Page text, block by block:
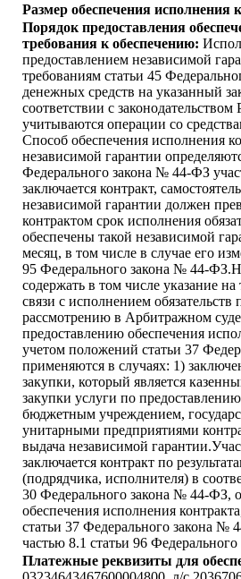
Размер обеспечения исполнения
Порядок предоставления
требования к обеспечению:
предоставлением независимой
требованиям статьи 45
денежных средств на указанный
соответствии с
учитываются операции со
Способ обеспечения исполнения
независимой гарантии
Федерального закона № 44-ФЗ
заключается контракт,
независимой гарантии должен
контрактом срок исполнения
обеспечены такой независимой
месяц, в том числе в случае его
95 Федерального закона № 44-
содержать в том числе указание
связи с исполнением
рассмотрению в Арбитражном
предоставлению обеспечения
учетом положений статьи 37
применяются в случаях: 1)
закупки, который является
закупки услуги по
бюджетным учреждением,
унитарными предприятиями
выдача независимой
заключается контракт по
(подрядчика, исполнителя) в
30 Федерального закона № 44-ФЗ,
обеспечения исполнения
статьи 37 Федерального закона №
частью 8.1 статьи 96
Платежные реквизиты для